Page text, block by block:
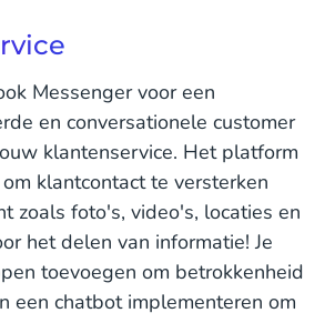
Messenger voor een
en conversationele customer
klantenservice. Het platform
klantcontact te versterken
zoals foto's, video's, locaties en
het delen van informatie! Je
toevoegen om betrokkenheid
een chatbot implementeren om